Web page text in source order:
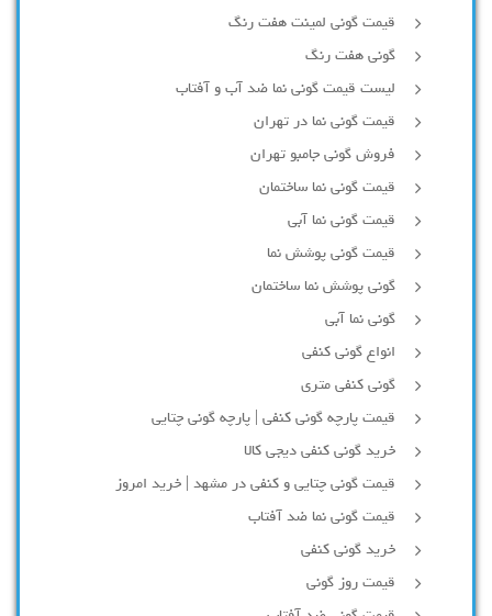
قیمت گونی لمینت هفت رنگ
گونی هفت رنگ
لیست قیمت گونی نما ضد آب و آفتاب
قیمت گونی نما در تهران
فروش گونی جامبو تهران
قیمت گونی نما ساختمان
قیمت گونی نما آبی
قیمت گونی پوشش نما
گونی پوشش نما ساختمان
گونی نما آبی
انواع گونی کنفی
گونی کنفی متری
قیمت پارچه گونی کنفی | پارچه گونی چتایی
خرید گونی کنفی دیجی کالا
قیمت گونی چتایی و کنفی در مشهد | خرید امروز
قیمت گونی نما ضد آفتاب
خرید گونی کنفی
قیمت روز گونی